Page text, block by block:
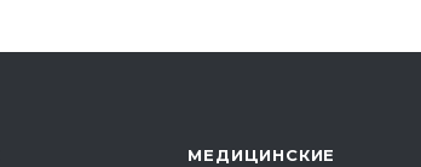
МЕДИЦИНСКИЕ